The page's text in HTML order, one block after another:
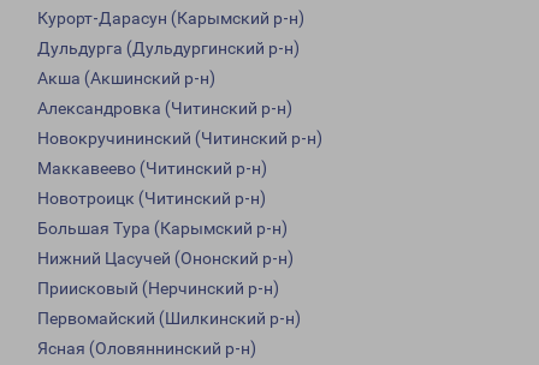
Курорт-Дарасун (Карымский р-н)
Дульдурга (Дульдургинский р-н)
Акша (Акшинский р-н)
Александровка (Читинский р-н)
Новокручининский (Читинский р-н)
Маккавеево (Читинский р-н)
Новотроицк (Читинский р-н)
Большая Тура (Карымский р-н)
Нижний Цасучей (Ононский р-н)
Приисковый (Нерчинский р-н)
Первомайский (Шилкинский р-н)
Ясная (Оловяннинский р-н)